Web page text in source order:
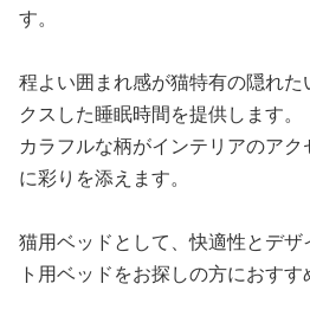
す。
程よい囲まれ感が猫特有の隠れ
クスした睡眠時間を提供します。
カラフルな柄がインテリアのア
に彩りを添えます。
猫用ベッドとして、快適性とデ
ト用ベッドをお探しの方におすす